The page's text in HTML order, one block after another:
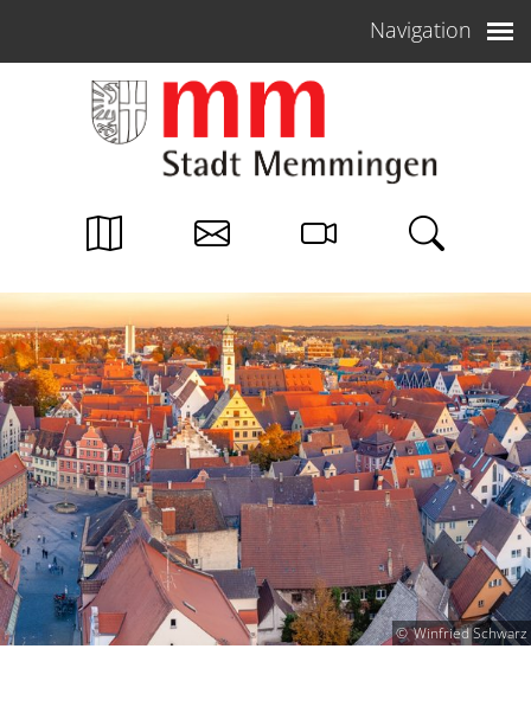
Navigation
Winfried Schwarz